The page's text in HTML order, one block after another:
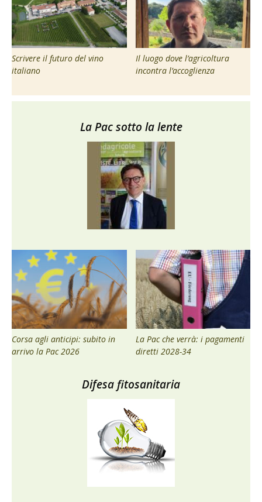
Scrivere il futuro del vino
italiano
Il luogo dove l’agricoltura
incontra l’accoglienza
La Pac sotto la lente
Corsa agli anticipi: subito in
arrivo la Pac 2026
La Pac che verrà: i pagamenti
diretti 2028-34
Difesa fitosanitaria